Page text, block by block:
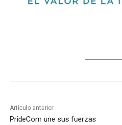
Artículo anterior
PrideCom une sus fuerzas